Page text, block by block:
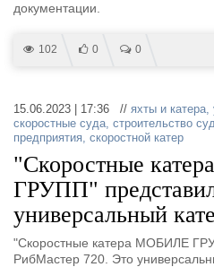
документации.
102 0 0
15.06.2023 | 17:36 // яхты и катера,
скоростные суда, строительство
предприятия, скоростной катер
"Скоростные
ГРУПП"
универсальный
"Скоростные катера МОБИЛЕ
РибМастер 720. Это